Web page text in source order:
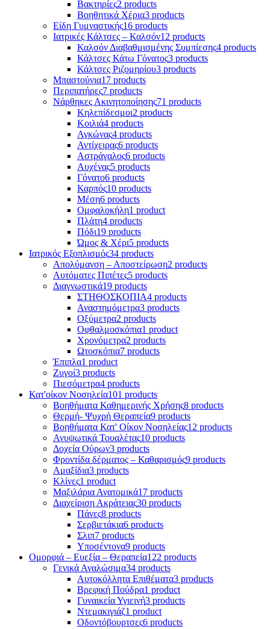
Βακτηρίες2 products
Βοηθητικά Χέρια3 products
Είδη Γυμναστικής16 products
Ιατρικές Κάλτσες – Καλσόν12 products
Καλσόν Διαβαθμισμένης Συμπίεσης4 products
Κάλτσες Κάτω Γόνατος3 products
Κάλτσες Ριζομηρίου3 products
Μπαστούνια17 products
Περιπατήρες7 products
Νάρθηκες Ακινητοποίησης71 products
Κηλεπίδεσμοι2 products
Κοιλιά4 products
Αγκώνας4 products
Αντίχειρας6 products
Αστράγαλος6 products
Αυχένας5 products
Γόνατο6 products
Καρπός10 products
Μέση6 products
Ομφαλοκήλη1 product
Πλάτη4 products
Πόδι19 products
Ώμος & Χέρι5 products
Ιατρικός Εξοπλισμός34 products
Απολύμανση – Αποστείρωση2 products
Αυτόματες Πιπέτες5 products
Διαγνωστικά19 products
ΣΤΗΘΟΣΚΟΠΙΑ4 products
Αναστημόμετρα3 products
Οξύμετρα2 products
Οφθαλμοσκόπια1 product
Χρονόμετρα2 products
Ωτοσκόπια7 products
Έπιπλα1 product
Ζυγοί3 products
Πιεσόμετρα4 products
Κατ'οίκον Νοσηλεία101 products
Βοηθήματα Καθημερινής Χρήσης8 products
Θερμή- Ψυχρή Θεραπεία9 products
Βοηθήματα Κατ' Οίκον Νοσηλείας12 products
Ανυψωτικά Τουαλέτας10 products
Δοχεία Ούρων3 products
Φροντίδα δέρματος – Καθαρισμός9 products
Αμαξίδια3 products
Κλίνες1 product
Μαξιλάρια Ανατομικά17 products
Διαχείριση Ακράτειας30 products
Πάνες8 products
Σερβιετάκια6 products
Σλιπ7 products
Υποσέντονα9 products
Ομορφιά – Ευεξία – Θεραπεία122 products
Γενικά Αναλώσιμα34 products
Αυτοκόλλητα Επιθέματα3 products
Βρεφική Πούδρα1 product
Γυναικεία Υγιεινή3 products
Ντεμακιγιάζ1 product
Οδοντόβουρτσες6 products